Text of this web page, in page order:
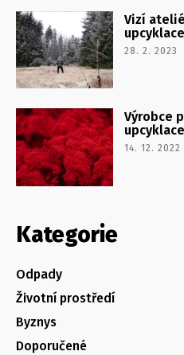
Vizí
28. 2. 2023
Výrobce
upcyklace
14. 12. 2022
Kategorie
Odpady
Životní prostředí
Byznys
Doporučené